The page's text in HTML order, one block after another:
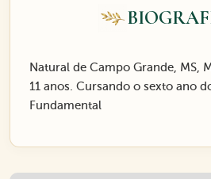
Natural de Campo Grande, MS,
11 anos. Cursando o sexto ano
Fundamental